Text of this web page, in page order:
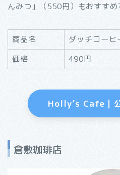
んみつ」（550円）もおすすめ
商品名
ダッチコーヒ
価格
490円
Holly’s Cafe｜
倉敷珈琲店